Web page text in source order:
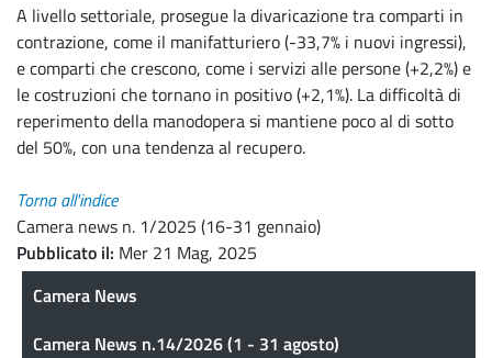
A livello settoriale, prosegue la divaricazione tra comparti in
contrazione, come il manifatturiero (-33,7% i nuovi ingressi),
e comparti che crescono, come i servizi alle persone (+2,2%) e
le costruzioni che tornano in positivo (+2,1%). La difficoltà di
reperimento della manodopera si mantiene poco al di sotto
del 50%, con una tendenza al recupero.
Torna all'indice
Camera news n. 1/2025 (16-31 gennaio)
Pubblicato il Mer 21 Mag, 2025
Camera News
Camera News
Camera News n.14/2026 (1 - 31 agosto)